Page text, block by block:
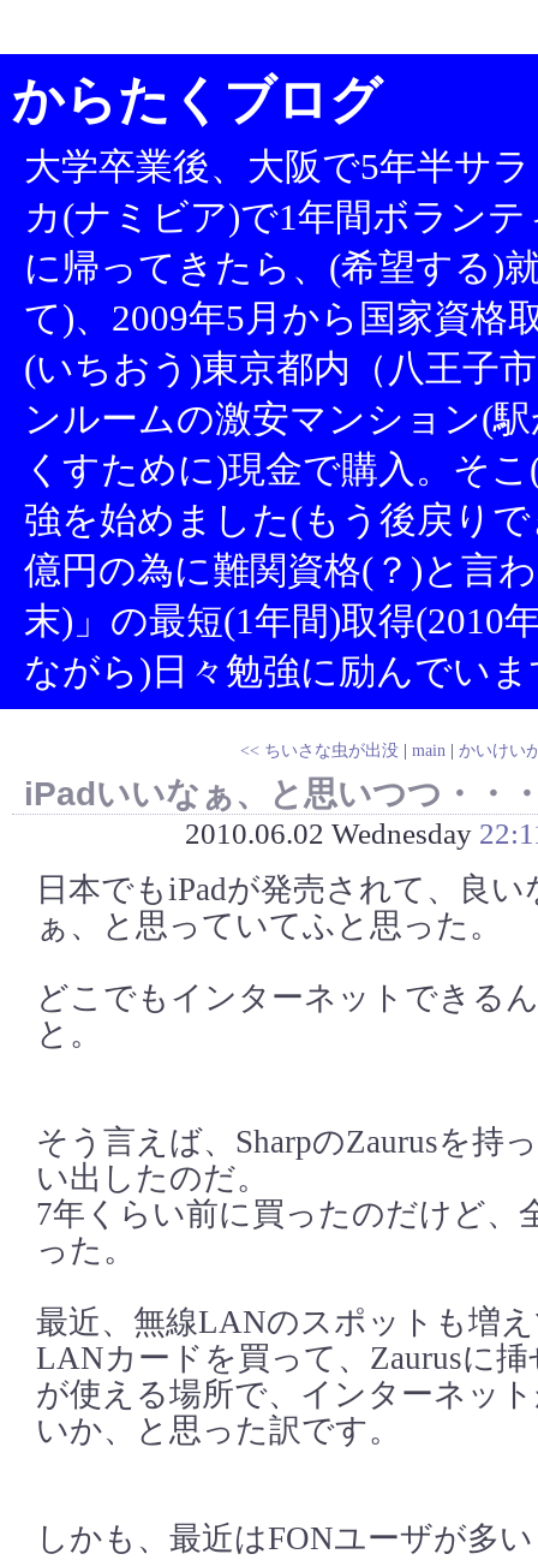
からたくブログ
大学卒業後、大阪で5年半サ
カ(ナミビア)で1年間ボラン
に帰ってきたら、(希望する)
て)、2009年5月から国家資格
(いちおう)東京都内（八王子
ンルームの激安マンション(
くすために)現金で購入。そ
強を始めました(もう後戻り
億円の為に難関資格(？)と言
末)」の最短(1年間)取得(2010
ながら)日々勉強に励んでい
<< ちいさな虫が出没 | main | かいけい
iPadいいなぁ、と思いつつ・・
2010.06.02 Wednesday
日本でもiPadが発売されて、良
ぁ、と思っていてふと思った。
どこでもインターネットできる
と。
そう言えば、SharpのZaurusを持
い出したのだ。
7年くらい前に買ったのだけど、
った。
最近、無線LANのスポットも増
LANカードを買って、Zaurusに
が使える場所で、インターネッ
いか、と思った訳です。
しかも、最近はFONユーザが多